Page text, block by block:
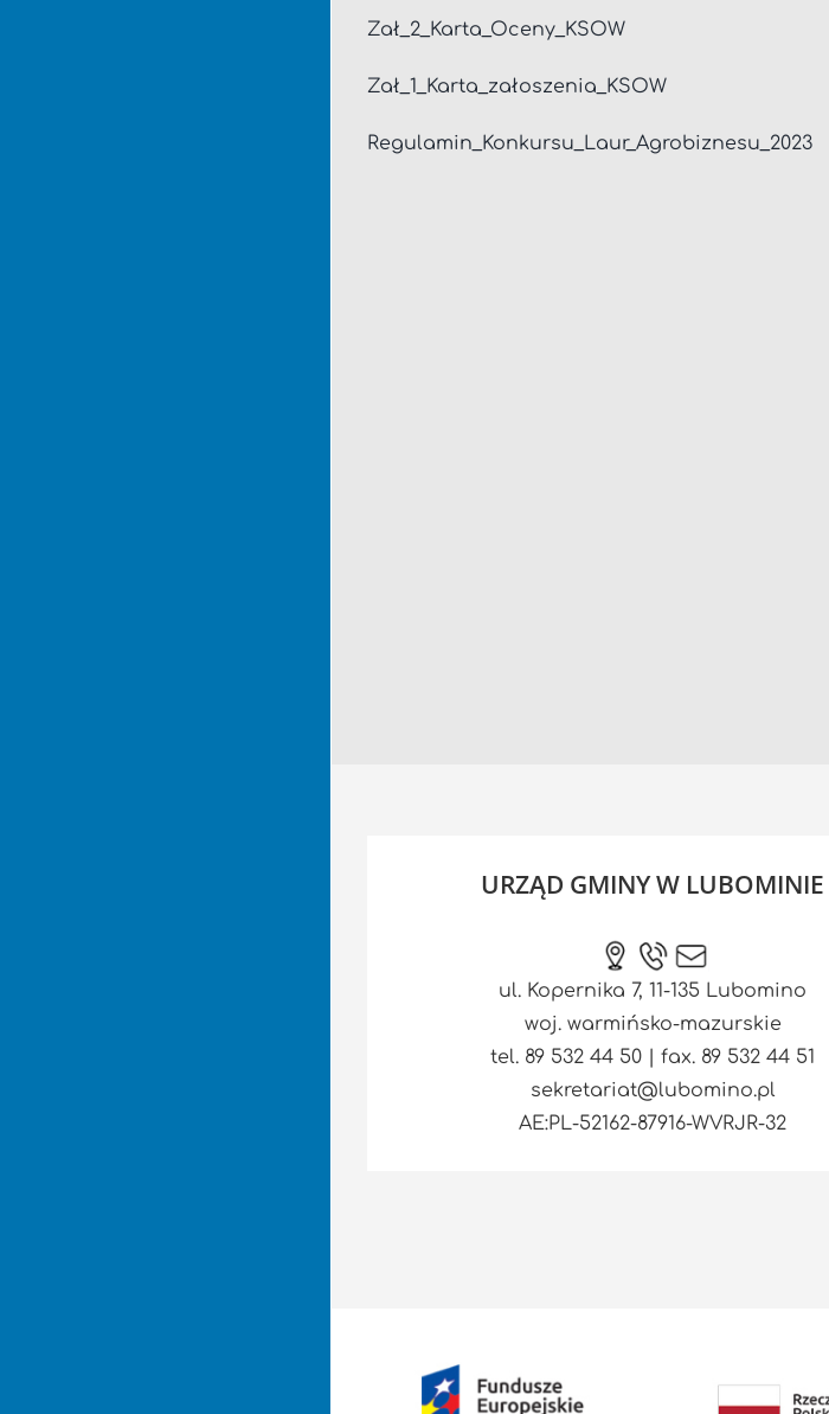
Zał_2_Karta_Oceny_KSOW
Zał_1_Karta_załoszenia_KSOW
Regulamin_Konkursu_Laur_Agrobiznesu_2023
URZĄD GMINY W LUBOMINIE
ul. Kopernika 7, 11-135 Lubomino
woj. warmińsko-mazurskie
tel. 89 532 44 50 | fax. 89 532 44 51
sekretariat@lubomino.pl
AE:PL-52162-87916-WVRJR-32